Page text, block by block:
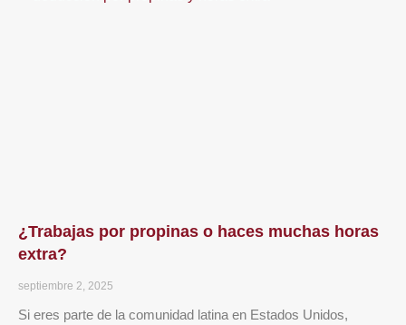
¿Trabajas por propinas o haces muchas horas
extra?
septiembre 2, 2025
Si eres parte de la comunidad latina en Estados Unidos,